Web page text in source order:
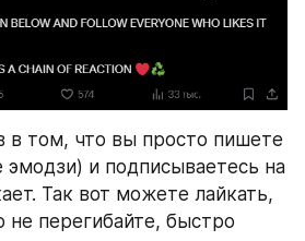
в том, что вы просто пишете
и подписываетесь на
Так вот можете лайкать,
не перегибайте, быстро